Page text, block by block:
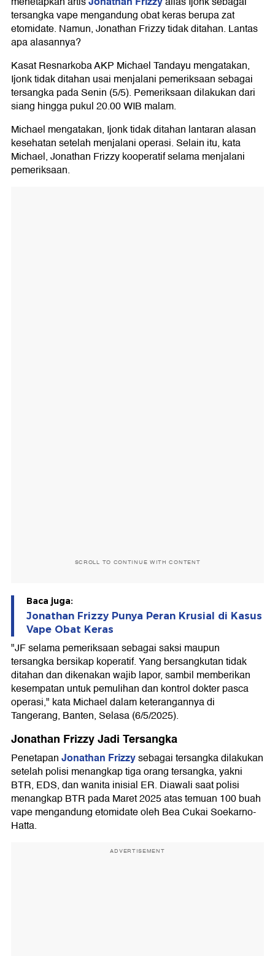
tersangka vape mengandung obat keras berupa zat
etomidate. Namun, Jonathan Frizzy tidak ditahan. Lantas
apa alasannya?
Kasat Resnarkoba AKP Michael Tandayu mengatakan,
Ijonk tidak ditahan usai menjalani pemeriksaan sebagai
tersangka pada Senin (5/5). Pemeriksaan dilakukan dari
siang hingga pukul 20.00 WIB malam.
Michael mengatakan, Ijonk tidak ditahan lantaran alasan
kesehatan setelah menjalani operasi. Selain itu, kata
Michael, Jonathan Frizzy kooperatif selama menjalani
pemeriksaan.
SCROLL TO CONTINUE WITH CONTENT
Baca juga:
Jonathan Frizzy Punya Peran Krusial di Kasus
Vape Obat Keras
"JF selama pemeriksaan sebagai saksi maupun
tersangka bersikap koperatif. Yang bersangkutan tidak
ditahan dan dikenakan wajib lapor, sambil memberikan
kesempatan untuk pemulihan dan kontrol dokter pasca
operasi," kata Michael dalam keterangannya di
Tangerang, Banten, Selasa (6/5/2025).
Jonathan Frizzy Jadi Tersangka
PenetapanJonathan Frizzysebagai tersangka dilakukan
setelah polisi menangkap tiga orang tersangka, yakni
BTR, EDS, dan wanita inisial ER. Diawali saat polisi
menangkap BTR pada Maret 2025 atas temuan 100 buah
vape mengandung etomidate oleh Bea Cukai Soekarno-
Hatta.
ADVERTISEMENT